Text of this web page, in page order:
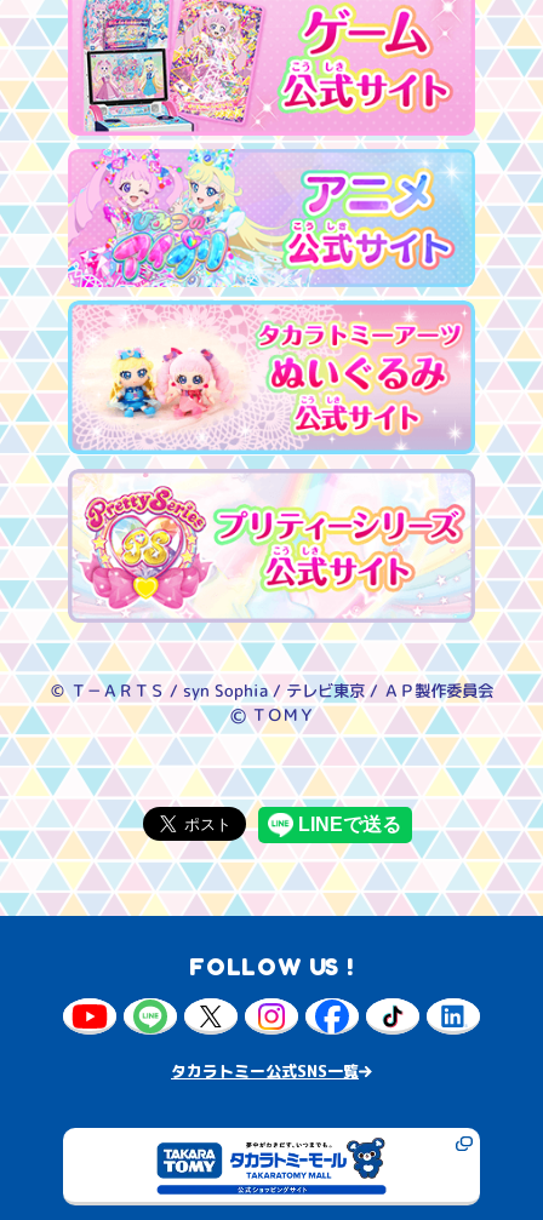
© Ｔ－ＡＲＴＳ / syn Sophia / テレビ東京 / ＡＰ製作委員会
Ⓒ ＴＯＭＹ
FOLLOW US !
タカラトミー公式SNS一覧